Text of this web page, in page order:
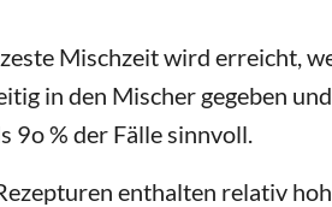
Mischzeit wird erreicht,
in den Mischer gegeben
9o % der Fälle sinnvoll.
enthalten relativ